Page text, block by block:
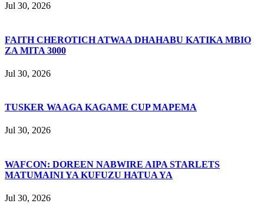
Jul 30, 2026
FAITH CHEROTICH ATWAA DHAHABU KATIKA MBIO
ZA MITA 3000
Jul 30, 2026
TUSKER WAAGA KAGAME CUP MAPEMA
Jul 30, 2026
WAFCON: DOREEN NABWIRE AIPA STARLETS
MATUMAINI YA KUFUZU HATUA YA
Jul 30, 2026